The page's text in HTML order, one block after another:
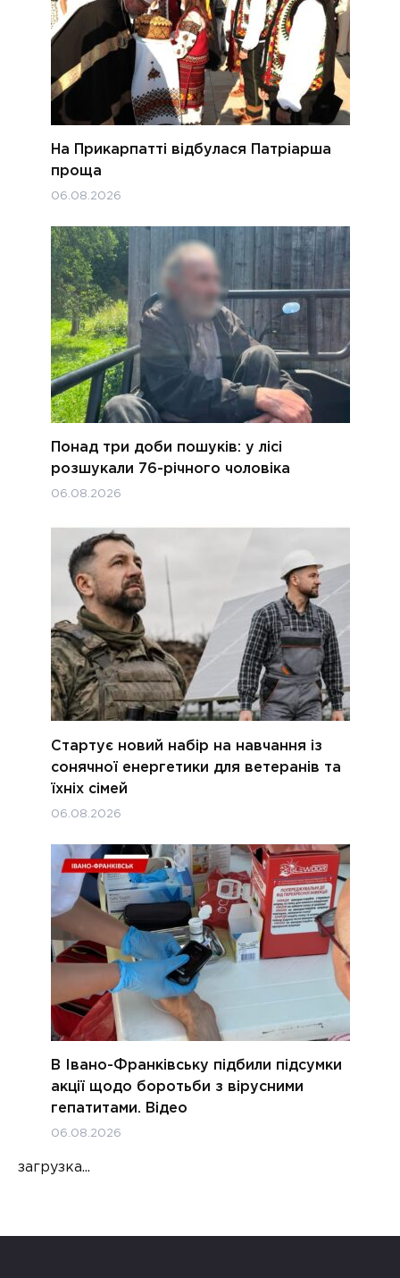
На Прикарпатті відбулася Патріарша
проща
06.08.2026
Понад три доби пошуків: у лісі
розшукали 76-річного чоловіка
06.08.2026
Стартує новий набір на навчання із
сонячної енергетики для ветеранів та
їхніх сімей
06.08.2026
В Івано-Франківську підбили підсумки
акції щодо боротьби з вірусними
гепатитами. Відео
06.08.2026
загрузка...